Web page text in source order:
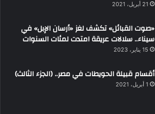
21 أبريل، 2021
«صوت القبائل» تكشف لغز «أرسان الإبل» في
سيناء.. سلالات عريقة امتدت لمئات السنوات
15 يناير، 2023
أقسام قبيلة الحويطات في مصر.. (الجزء الثالث)
1 أبريل، 2021